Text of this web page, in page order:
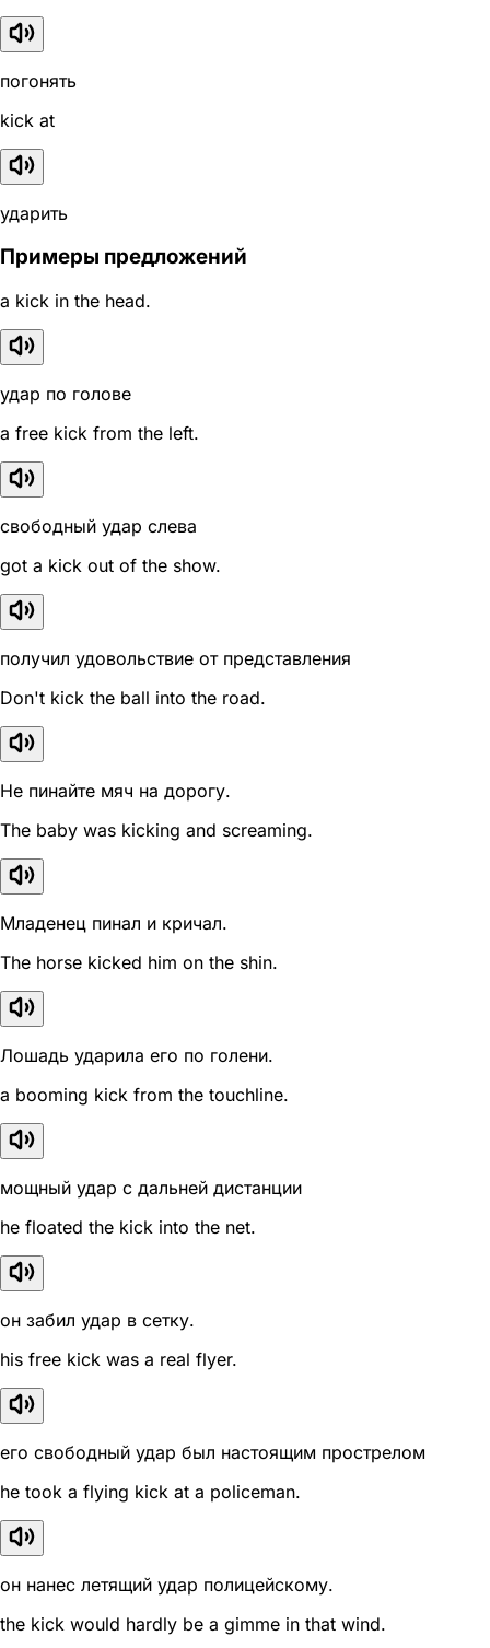
погонять
kick at
ударить
Примеры предложений
a kick in the head.
удар по голове
a free kick from the left.
свободный удар слева
got a kick out of the show.
получил удовольствие от представления
Don't kick the ball into the road.
Не пинайте мяч на дорогу.
The baby was kicking and screaming.
Младенец пинал и кричал.
The horse kicked him on the shin.
Лошадь ударила его по голени.
a booming kick from the touchline.
мощный удар с дальней дистанции
he floated the kick into the net.
он забил удар в сетку.
his free kick was a real flyer.
его свободный удар был настоящим прострелом
he took a flying kick at a policeman.
он нанес летящий удар полицейскому.
the kick would hardly be a gimme in that wind.